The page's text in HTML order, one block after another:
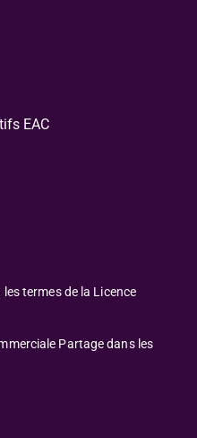
EAC
termes de la Licence
Partage dans les